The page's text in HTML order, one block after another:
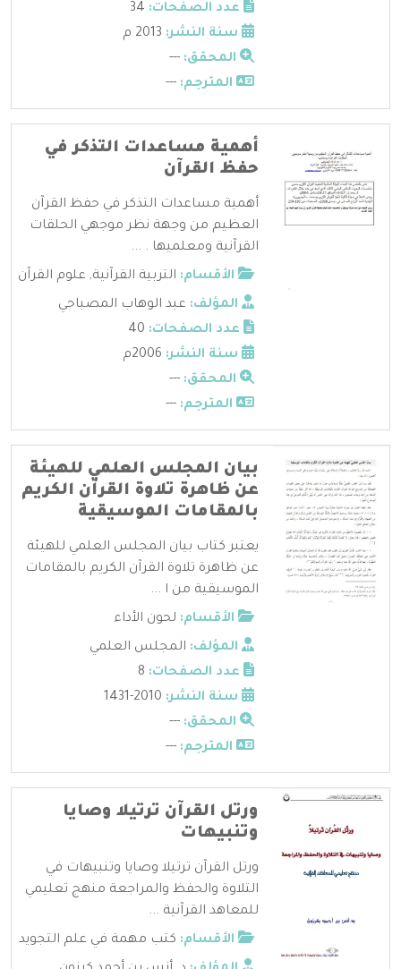
عدد الصفحات:
سنة النشر:
المحقق: ---
المترجم: ---
أهمية مساعدات التذكر في
حفظ القرآن
أهمية مساعدات التذكر في حفظ القرآن
العظيم من وجهة نظر موجهي الحلقات
القرآنية ومعلميها . ...
الأقسام: التربية القرآنية, علوم القرآن
المؤلف: عبد الوهاب المصباحي
عدد الصفحات:
سنة النشر:
المحقق: ---
المترجم: ---
بيان المجلس العلمي للهيئة
عن ظاهرة تلاوة القرآن الكريم
بالمقامات الموسيقية
يعتبر كتاب بيان المجلس العلمي للهيئة
عن ظاهرة تلاوة القرآن الكريم بالمقامات
الموسيقية من ا ...
الأقسام: لحون الأداء
المؤلف: المجلس العلمي
عدد الصفحات:
سنة النشر:
المحقق: ---
المترجم: ---
ورتل القرآن ترتيلا وصايا
وتنبيهات
ورتل القرآن ترتيلا وصايا وتنبيهات في
التلاوة والحفظ والمراجعة منهج تعليمي
للمعاهد القرآنية ...
الأقسام: كتب مهمة في علم التجويد